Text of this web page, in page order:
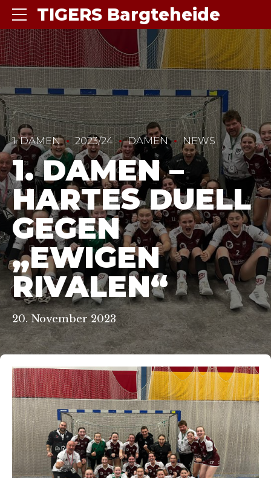
TIGERS Bargteheide
1. DAMEN 2023/24 DAMEN NEWS
1. DAMEN –
HARTES DUELL
GEGEN
„EWIGEN
RIVALEN“
20. November 2023